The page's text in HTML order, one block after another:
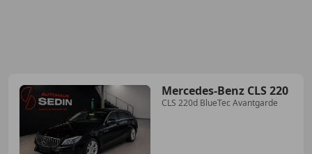
Mercedes-Benz CLS 220
CLS 220d BlueTec Avantgarde